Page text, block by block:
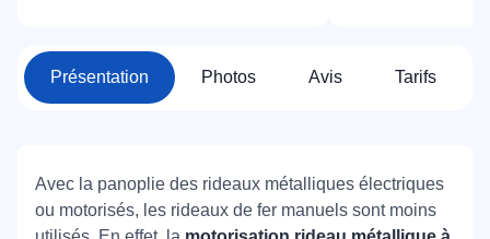
Présentation Photos Avis Tarifs
Avec la panoplie des rideaux métalliques électriques
ou motorisés, les rideaux de fer manuels sont moins